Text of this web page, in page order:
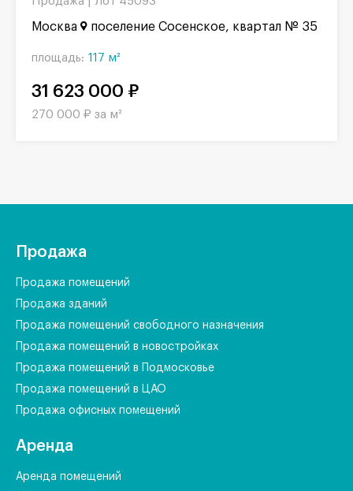
Москва поселение Сосенское, квартал № 35
площадь: 117 м²
31 623 000 ₽
270 000 ₽ за м²
Продажа
Продажа помещений
Продажа зданий
Продажа помещений свободного назначения
Продажа помещений в новостройках
Продажа помещений в Подмосковье
Продажа помещений в ЦАО
Продажа офисных помещений
Аренда
Аренда помещений